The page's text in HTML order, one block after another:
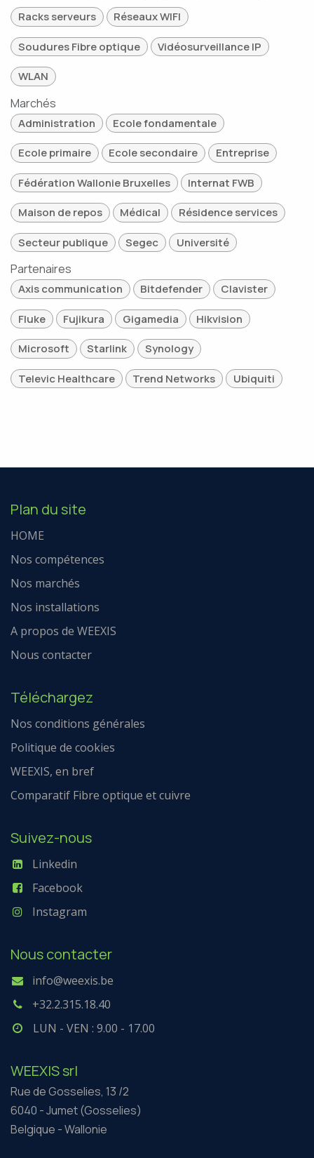
Racks serveurs Réseaux WIFI
Soudures Fibre optique Vidéosurveillance IP
WLAN
Marchés
Administration Ecole fondamentale
Ecole primaire Ecole secondaire Entreprise
Fédération Wallonie Bruxelles Internat FWB
Maison de repos Médical Résidence services
Secteur publique Segec Université
Partenaires
Axis communication Bitdefender Clavister
Fluke Fujikura Gigamedia Hikvision
Microsoft Starlink Synology
Televic Healthcare Trend Networks Ubiquiti
Plan du site
HOME
Nos compétences
Nos marchés
Nos installations
A propos de WEEXIS
Nous contacter
Téléchargez
Nos conditions générales
Politique de cookies
WEEXIS, en bref
Comparatif Fibre optique et cuivre
Suivez-nous
Linkedin
Facebook
Instagram
Nous contacter
info@weexis.be
+32.2.315.18.40
LUN - VEN : 9.00 - 17.00
WEEXIS srl
Rue de Gosselies, 13 /2
6040 - Jumet (Gosselies)
Belgique - Wallonie